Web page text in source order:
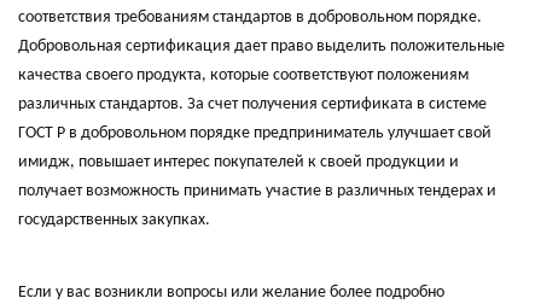
соответствия требованиям стандартов в добровольном порядке.
Добровольная сертификация дает право выделить положительные
качества своего продукта, которые соответствуют положениям
различных стандартов. За счет получения сертификата в системе
ГОСТ Р в добровольном порядке предприниматель улучшает свой
имидж, повышает интерес покупателей к своей продукции и
получает возможность принимать участие в различных тендерах и
государственных закупках.
Если у вас возникли вопросы или желание более подробно